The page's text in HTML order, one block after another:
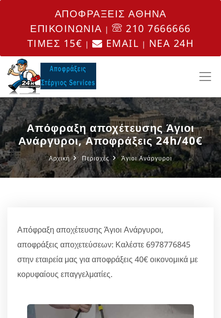
ΑΠΟΦΡΑΞΕΙΣ ΑΘΗΝΑ
ΕΠΙΚΟΙΝΩΝΙΑ |
210 7666666
ΤΙΜΕΣ 15€ | EMAIL | NEA 24H
Απόφραξη αποχέτευσης Άγιοι
Ανάργυροι, Αποφράξεις 24h/40€
Αρχική Περιοχές Άγιοι Ανάργυροι
Απόφραξη αποχέτευσης Άγιοι Ανάργυροι,
αποφράξεις αποχετεύσεων: Καλέστε 6978776845
στην εταιρεία μας για αποφράξεις 40€ οικονομικά με
κορυφαίους επαγγελματίες.